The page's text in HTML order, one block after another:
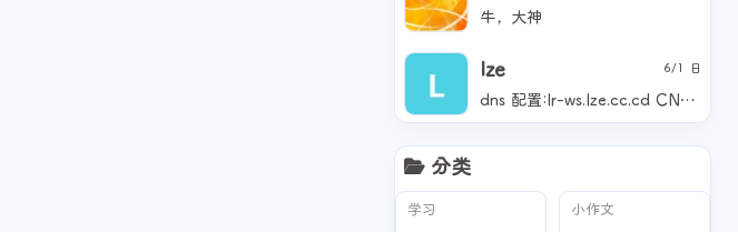
牛，大神
lze 6/1 日
dns 配置:lr-ws.lze.cc.cd CNAME cf.090227.xyz 仅 DNS 自动 work 配置：工人网址生产 websocket.lze.workers.dev 路由 LR-WS.lze.cc.cd/* 是不错了？是不是要在 work 添加一条指向 LR-WS 的？还有博主你没配置图床，我只能放置在我这了图片:https://lze.ccwu.cc/f6bb96d73c2d149dbb16d9c96a6a7e83.png 图片:https://lze.ccwu.cc/fd96b2c4ed57041e1fbda92f5d8bfbfd.png
分类
学习 小作文